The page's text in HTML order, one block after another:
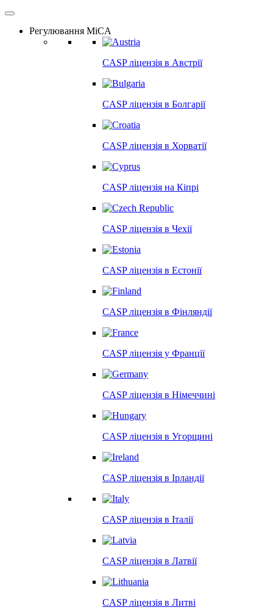
Регулювання MiCA
CASP ліцензія в Австрії
CASP ліцензія в Болгарії
CASP ліцензія в Хорватії
CASP ліцензія на Кіпрі
CASP ліцензія в Чехії
CASP ліцензія в Естонії
CASP ліцензія в Фінляндії
CASP ліцензія у Франції
CASP ліцензія в Німеччині
CASP ліцензія в Угорщині
CASP ліцензія в Ірландії
CASP ліцензія в Італії
CASP ліцензія в Латвії
CASP ліцензія в Литві